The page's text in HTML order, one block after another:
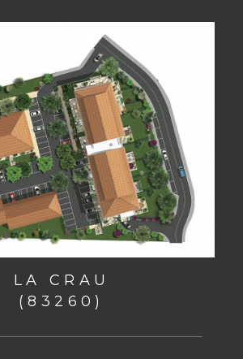
LA CRAU
(83260)